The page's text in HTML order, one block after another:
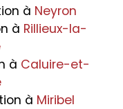
à Neyron
à Rillieux-la-
à Caluire-et-
à Miribel